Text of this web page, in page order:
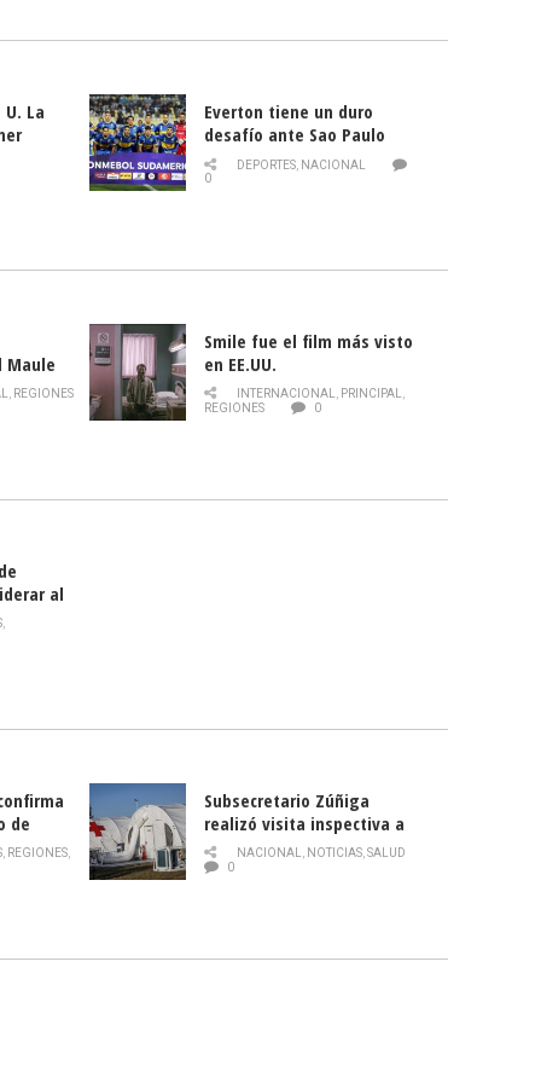
La
Everton tiene un duro
desafío ante Sao Paulo
DEPORTES, NACIONAL
0
Maule
de la
, REGIONES
Smile fue el film más visto
en EE.UU.
INTERNACIONAL, PRINCIPAL,
REGIONES
0
al
,
de
, REGIONES,
Subsecretario Zúñiga
realizó visita inspectiva a
Hospital Modular Sótero del
Río
NACIONAL, NOTICIAS,SALUD
0